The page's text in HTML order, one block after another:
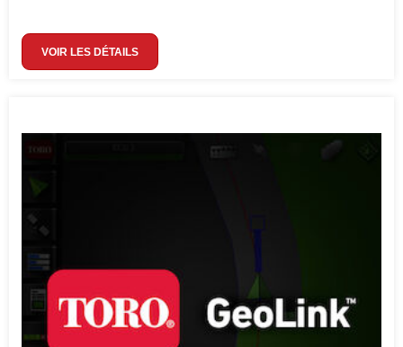
VOIR LES DÉTAILS